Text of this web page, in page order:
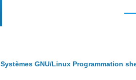
Systèmes GNU/Linux Programmation